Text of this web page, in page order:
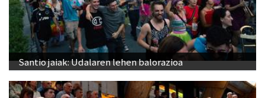
Santio jaiak: Udalaren lehen balorazioa